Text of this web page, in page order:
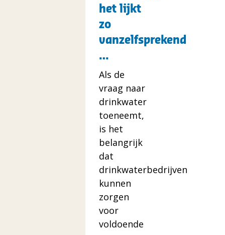
het
lijkt
zo
vanzelfsprekend
…
het lijkt
zo
vanzelfsprekend
…
Als de
vraag naar
drinkwater
toeneemt,
is het
belangrijk
dat
drinkwaterbedrijven
kunnen
zorgen
voor
voldoende